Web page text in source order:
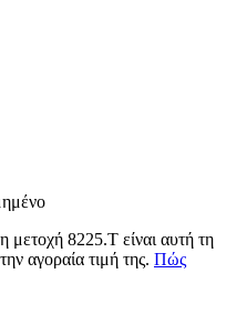
8225.T είναι αυτή τη
αγοραία τιμή της. Πώς